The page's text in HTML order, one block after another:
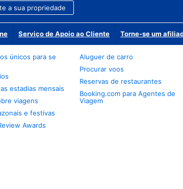
a sua propriedade
Serviço de Apoio ao Cliente Torne-se um
únicos para se
estadias mensais
viagens
e festivas
Awards
Aluguer de carro
Procurar voos
Reservas de restaurantes
Booking.com para Agentes de
Viagem